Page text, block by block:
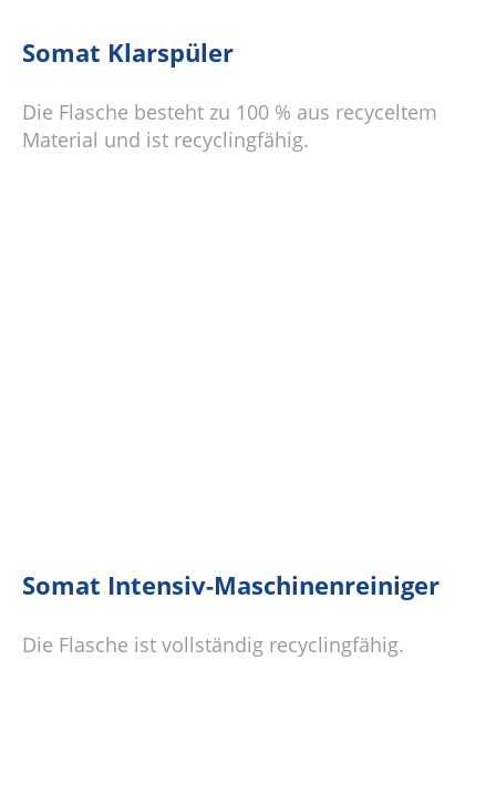
Somat Klarspüler
Die Flasche besteht zu 100 % aus recyceltem
Material und ist recyclingfähig.
Somat Intensiv-Maschinenreiniger
Die Flasche ist vollständig recyclingfähig.